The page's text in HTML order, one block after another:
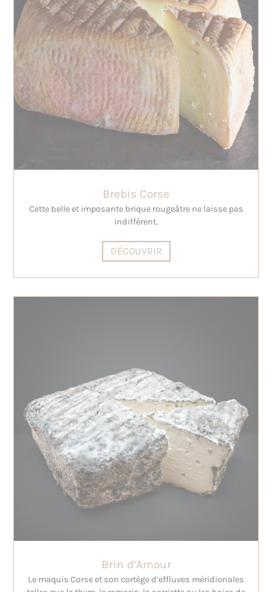
Brebis Corse
Cette belle et imposante brique rougeâtre ne laisse pas
indifférent.
DÉCOUVRIR
Brin d’Amour
Le maquis Corse et son cortège d’effluves méridionales